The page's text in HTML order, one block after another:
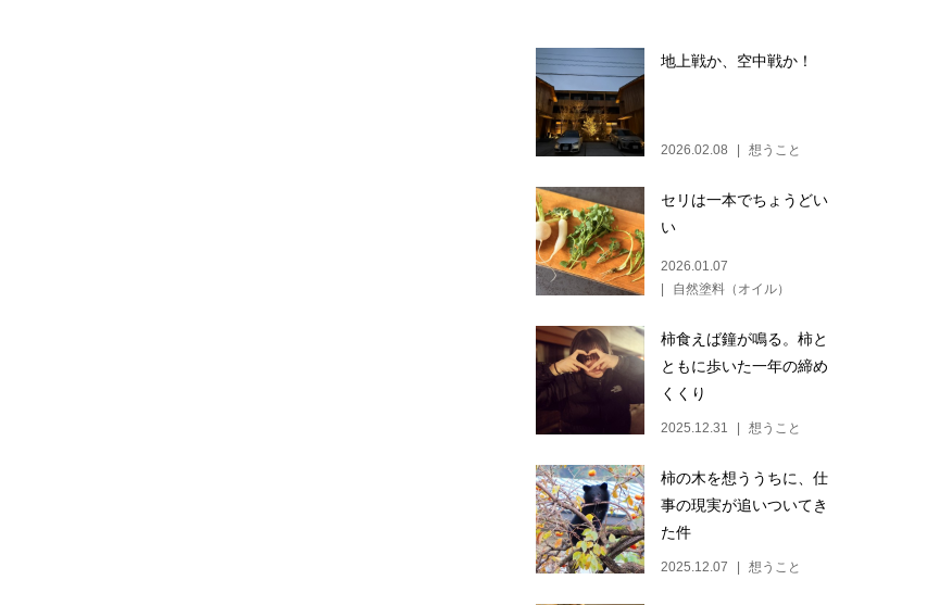
地上戦か、空中戦か！
2026.02.08 想うこと
セリは一本でちょうどい
い
2026.01.07
自然塗料（オイル）
柿食えば鐘が鳴る。柿と
ともに歩いた一年の締め
くくり
2025.12.31 想うこと
柿の木を想ううちに、仕
事の現実が追いついてき
た件
2025.12.07 想うこと